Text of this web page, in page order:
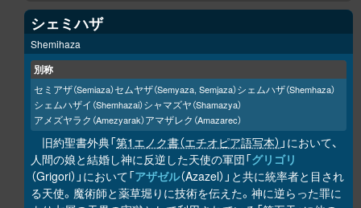
シェミハザ
Shemihaza
別称
セミアザ（Semiaza）セムヤザ（Semyaza, Semjaza）シェムハザ（Shemhaza）
シェムハザイ （Shemhazai）シャマズヤ（Shamazya）
アメズヤラク （Amezyarak）アマザレク （Amazarec）
旧約聖書外典「第1エノク書（エチオピア語写本） 」において、
人間の娘と結婚し神に反逆した天使の軍団「グリゴリ
（Grigori）」において「アザゼル（Azazel）」と共に統率者と目され
る天使。魔術師と薬草堀りに技術を伝えた。神に逆らった罪に